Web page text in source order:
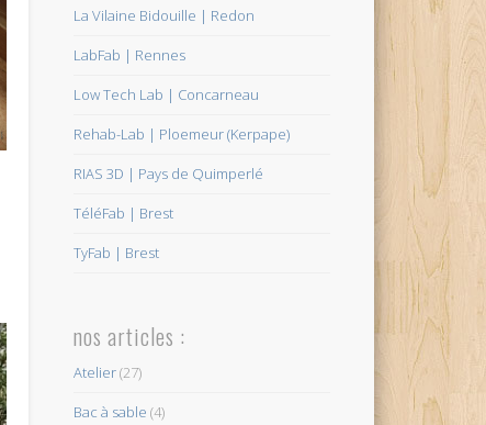
La Vilaine Bidouille | Redon
LabFab | Rennes
Low Tech Lab | Concarneau
Rehab-Lab | Ploemeur (Kerpape)
RIAS 3D | Pays de Quimperlé
TéléFab | Brest
TyFab | Brest
nos articles :
Atelier(27)
Bac à sable (4)